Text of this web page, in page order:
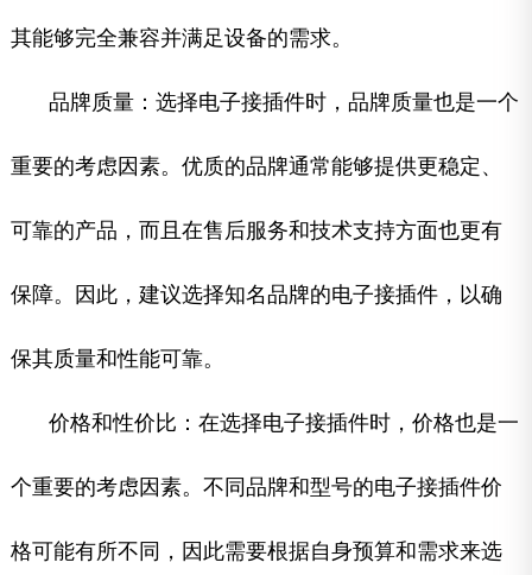
其能够完全兼容并满足设备的需求。
品牌质量：选择电子接插件时，品牌质量也是一个
重要的考虑因素。优质的品牌通常能够提供更稳定、
可靠的产品，而且在售后服务和技术支持方面也更有
保障。因此，建议选择知名品牌的电子接插件，以确
保其质量和性能可靠。
价格和性价比：在选择电子接插件时，价格也是一
个重要的考虑因素。不同品牌和型号的电子接插件价
格可能有所不同，因此需要根据自身预算和需求来选